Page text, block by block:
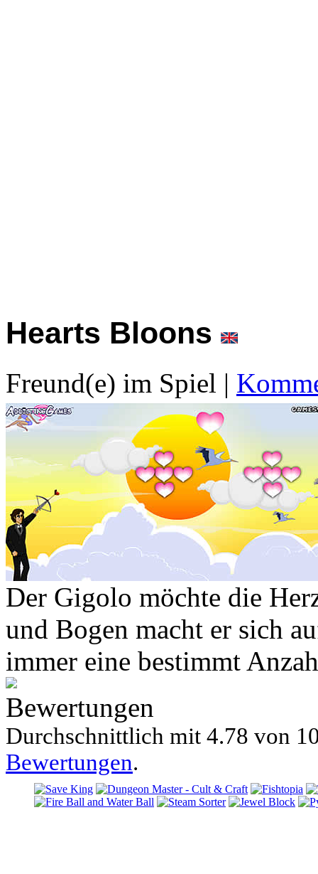
Hearts Bloons
Freund(e) im Spiel |
Der Gigolo möchte die
und Bogen macht er sich
immer eine bestimmt
Bewertungen
Durchschnittlich mit 4.78 von
Bewertungen.